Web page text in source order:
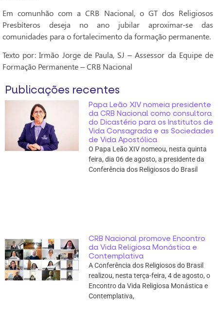
Em comunhão com a CRB Nacional, o GT dos Religiosos
Presbíteros deseja no ano jubilar aproximar-se das
comunidades para o fortalecimento da formação permanente.
Texto por: Irmão Jorge de Paula, SJ – Assessor da Equipe de
Formação Permanente – CRB Nacional
Publicações recentes
Papa Leão XIV nomeia presidente
da CRB Nacional como consultora
do Dicastério para os Institutos de
Vida Consagrada e as Sociedades
de Vida Apostólica
O Papa Leão XIV nomeou, nesta quinta
feira, dia 06 de agosto, a presidente da
Conferência dos Religiosos do Brasil
CRB Nacional promove Encontro
da Vida Religiosa Monástica e
Contemplativa
A Conferência dos Religiosos do Brasil
realizou, nesta terça-feira, 4 de agosto, o
Encontro da Vida Religiosa Monástica e
Contemplativa,